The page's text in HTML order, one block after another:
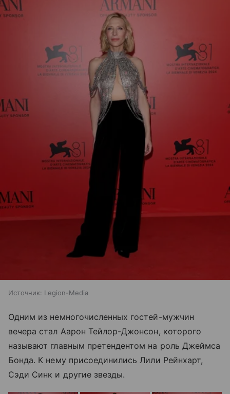
Источник: Legion-Media
Одним из немногочисленных гостей-мужчин
вечера стал Аарон Тейлор-Джонсон, которого
называют главным претендентом на роль Джеймса
Бонда. К нему присоединились Лили Рейнхарт,
Сэди Синк и другие звезды.